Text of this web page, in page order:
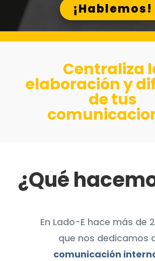
¡Hablemos!
Centraliza
elaboración y
de tus
¿Qué
En Lado-E hace más de
que nos dedicamos
comunicación